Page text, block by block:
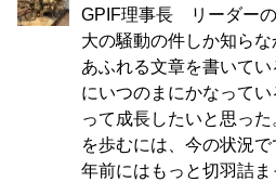
GPIF理事長 リーダー
大の騒動の件しか知ら
あふれる文章を書いて
にいつのまにかなって
って成長したいと思っ
を歩むには、今の状況
年前にはもっと切羽詰